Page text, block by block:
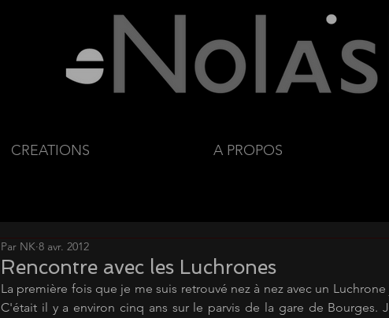
CREATIONS A PROPOS
Rencontre avec les Luchrones
Par NK 8 avr. 2012
La première fois que je me suis retrouvé nez à nez avec un
C'était il y a environ cinq ans sur le parvis de la gare de Bourges.